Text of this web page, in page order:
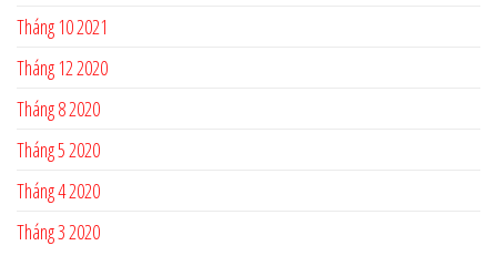
Tháng 10 2021
Tháng 12 2020
Tháng 8 2020
Tháng 5 2020
Tháng 4 2020
Tháng 3 2020